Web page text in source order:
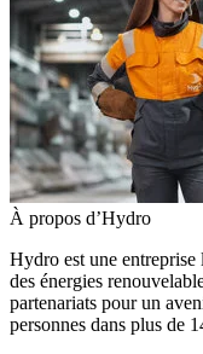
À propos d’Hydro
Hydro est une entreprise
des énergies
partenariats pour un
personnes dans plus de